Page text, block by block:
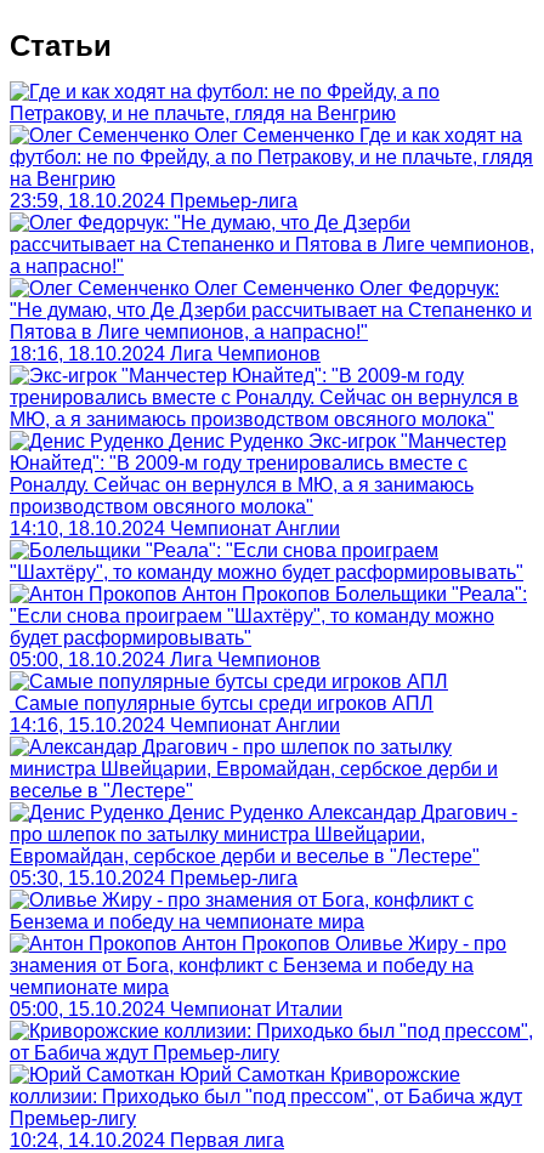
Статьи
Олег Семенченко Где и как ходят на
футбол: не по Фрейду, а по Петракову, и не плачьте, глядя
на Венгрию
23:59, 18.10.2024 Премьер-лига
Олег Семенченко Олег Федорчук:
"Не думаю, что Де Дзерби рассчитывает на Степаненко и
Пятова в Лиге чемпионов, а напрасно!"
18:16, 18.10.2024 Лига Чемпионов
Денис Руденко Экс-игрок "Манчестер
Юнайтед": "В 2009-м году тренировались вместе с
Роналду. Сейчас он вернулся в МЮ, а я занимаюсь
производством овсяного молока"
14:10, 18.10.2024 Чемпионат Англии
Антон Прокопов Болельщики "Реала":
"Если снова проиграем "Шахтёру", то команду можно
будет расформировывать"
05:00, 18.10.2024 Лига Чемпионов
Самые популярные бутсы среди игроков АПЛ
14:16, 15.10.2024 Чемпионат Англии
Денис Руденко Александар Драгович -
про шлепок по затылку министра Швейцарии,
Евромайдан, сербское дерби и веселье в "Лестере"
05:30, 15.10.2024 Премьер-лига
Антон Прокопов Оливье Жиру - про
знамения от Бога, конфликт с Бензема и победу на
чемпионате мира
05:00, 15.10.2024 Чемпионат Италии
Юрий Самоткан Криворожские
коллизии: Приходько был "под прессом", от Бабича ждут
Премьер-лигу
10:24, 14.10.2024 Первая лига